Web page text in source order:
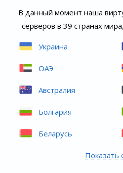
В данный момент наша
серверов в 39 странах
Украина
ОАЭ
Австралия
Болгария
Беларусь
Показать